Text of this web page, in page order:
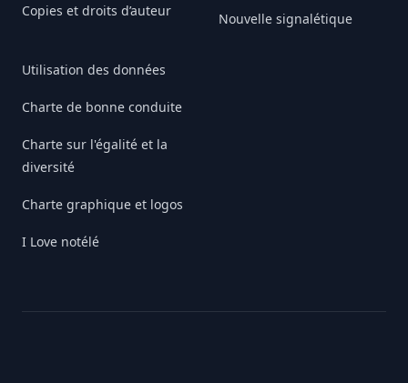
Copies et droits d’auteur
Utilisation des données
Charte de bonne conduite
Charte sur l'égalité et la
diversité
Charte graphique et logos
I Love notélé
Nouvelle signalétique